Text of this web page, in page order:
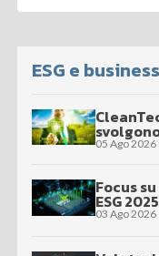
ESG e business
05 Ago 2026
Focus
ESG
03 Ago 2026